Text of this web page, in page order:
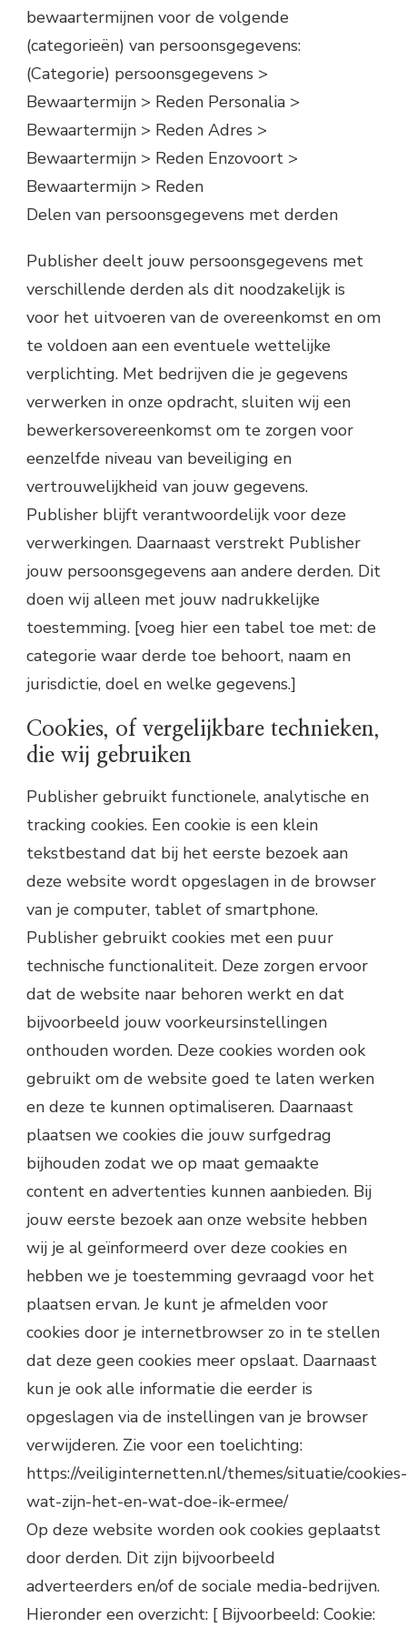
bewaartermijnen voor de volgende
(categorieën) van persoonsgegevens:
(Categorie) persoonsgegevens >
Bewaartermijn > Reden Personalia >
Bewaartermijn > Reden Adres >
Bewaartermijn > Reden Enzovoort >
Bewaartermijn > Reden
Delen van persoonsgegevens met derden
Publisher deelt jouw persoonsgegevens met
verschillende derden als dit noodzakelijk is
voor het uitvoeren van de overeenkomst en om
te voldoen aan een eventuele wettelijke
verplichting. Met bedrijven die je gegevens
verwerken in onze opdracht, sluiten wij een
bewerkersovereenkomst om te zorgen voor
eenzelfde niveau van beveiliging en
vertrouwelijkheid van jouw gegevens.
Publisher blijft verantwoordelijk voor deze
verwerkingen. Daarnaast verstrekt Publisher
jouw persoonsgegevens aan andere derden. Dit
doen wij alleen met jouw nadrukkelijke
toestemming. [voeg hier een tabel toe met: de
categorie waar derde toe behoort, naam en
jurisdictie, doel en welke gegevens.]
Cookies, of vergelijkbare technieken,
die wij gebruiken
Publisher gebruikt functionele, analytische en
tracking cookies. Een cookie is een klein
tekstbestand dat bij het eerste bezoek aan
deze website wordt opgeslagen in de browser
van je computer, tablet of smartphone.
Publisher gebruikt cookies met een puur
technische functionaliteit. Deze zorgen ervoor
dat de website naar behoren werkt en dat
bijvoorbeeld jouw voorkeursinstellingen
onthouden worden. Deze cookies worden ook
gebruikt om de website goed te laten werken
en deze te kunnen optimaliseren. Daarnaast
plaatsen we cookies die jouw surfgedrag
bijhouden zodat we op maat gemaakte
content en advertenties kunnen aanbieden. Bij
jouw eerste bezoek aan onze website hebben
wij je al geïnformeerd over deze cookies en
hebben we je toestemming gevraagd voor het
plaatsen ervan. Je kunt je afmelden voor
cookies door je internetbrowser zo in te stellen
dat deze geen cookies meer opslaat. Daarnaast
kun je ook alle informatie die eerder is
opgeslagen via de instellingen van je browser
verwijderen. Zie voor een toelichting:
https://veiliginternetten.nl/themes/situatie/cookies-
wat-zijn-het-en-wat-doe-ik-ermee/
Op deze website worden ook cookies geplaatst
door derden. Dit zijn bijvoorbeeld
adverteerders en/of de sociale media-bedrijven.
Hieronder een overzicht: [ Bijvoorbeeld: Cookie: